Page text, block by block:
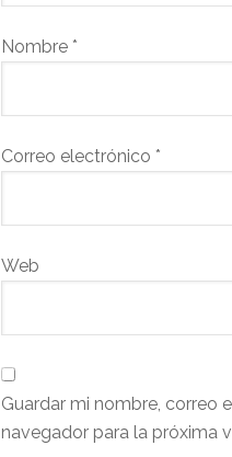
Nombre *
Correo electrónico *
Web
Guardar mi nombre, correo
navegador para la próxima